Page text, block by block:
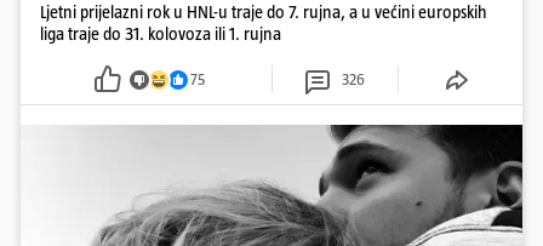
Ljetni prijelazni rok u HNL-u traje do 7. rujna, a u većini europskih
liga traje do 31. kolovoza ili 1. rujna
75 326